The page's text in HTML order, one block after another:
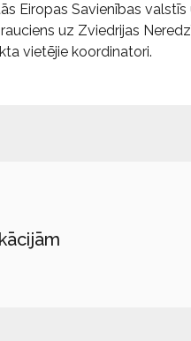
Eiropas Savienības
uz Zviedrijas
vietējie koordinatori.